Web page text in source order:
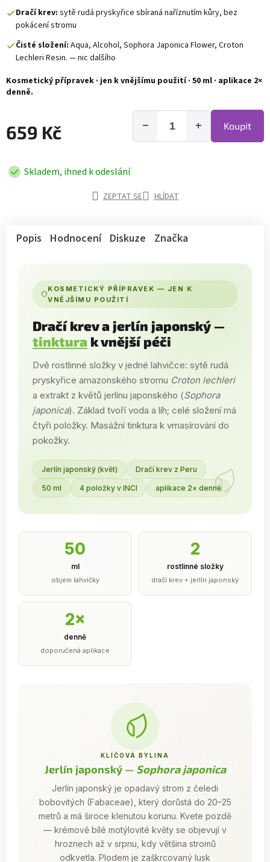
Dračí krev: sytě rudá pryskyřice sbíraná naříznutím kůry, bez
pokácení stromu
Čisté složení: Aqua, Alcohol, Sophora Japonica Flower, Croton
Lechleri Resin. — nic dalšího
Kosmetický přípravek · jen k vnějšímu použití · 50 ml · aplikace 2×
denně.
659 Kč +
− Koupit
Skladem, ihned k odeslání
ZEPTAT SE HLÍDAT
Popis Hodnocení Diskuze Značka
KOSMETICKÝ PŘÍPRAVEK — JEN K
VNĚJŠÍMU POUŽITÍ
Dračí krev a jerlín japonský —
tinktura k vnější péči
Dvě rostlinné složky v jedné lahvičce: sytě rudá
pryskyřice amazonského stromu Croton lechleri
a extrakt z květů jerlínu japonského (Sophora
japonica). Základ tvoří voda a líh; celé složení má
čtyři položky. Masážní tinktura k vmasírování do
pokožky.
Jerlín japonský (květ) Dračí krev z Peru
50 ml 4 položky v INCI aplikace 2× denně
50
ml
objem lahvičky
2
rostlinné složky
dračí krev + jerlín japonský
2×
denně
doporučená aplikace
KLÍČOVÁ BYLINA
Jerlín japonský — Sophora japonica
Jerlín japonský je opadavý strom z čeledi
bobovitých (Fabaceae), který dorůstá do 20–25
metrů a má široce klenutou korunu. Kvete pozdě
— krémově bílé motýlovité květy se objevují v
hroznech až v srpnu, kdy většina stromů
odkvetla. Plodem je zaškrcovaný lusk